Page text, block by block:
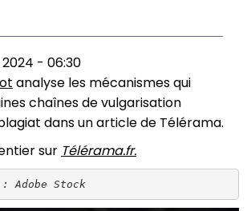
- 06:30
analyse les mécanismes qui
chaînes de vulgarisation
dans un article de Télérama.
sur Télérama.fr.
Adobe Stock